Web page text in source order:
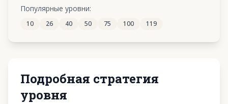
201 202 203 204
Популярные уровни:
10 26 40 50 75 100 119
Подробная стратегия
уровня